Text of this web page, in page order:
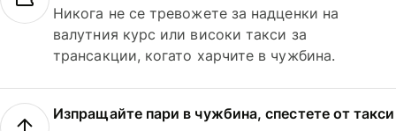
Никога не се тревожете за надценки на
валутния курс или високи такси за
трансакции, когато харчите в чужбина.
Изпращайте пари в чужбина, спестете от такси